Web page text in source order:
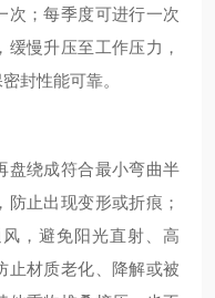
次；每季度可进行一次
慢升压至工作压力，
封性能可靠。
盘绕成符合最小弯曲半
止出现变形或折痕；
，避免阳光直射、高
止材质老化、降解或被